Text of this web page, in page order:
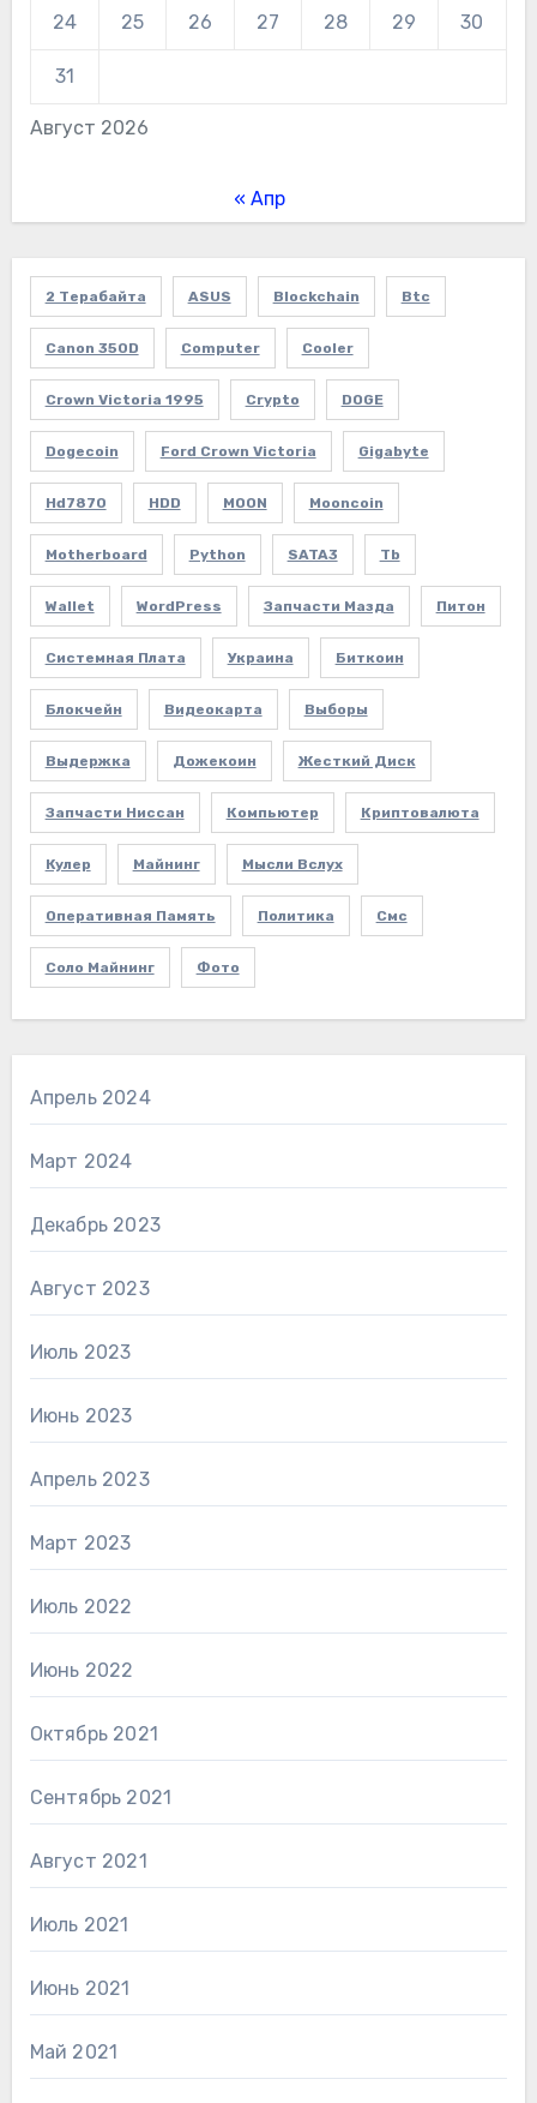
Август 2026
24 25 26 27 28 29 30
31
« Апр
2 Терабайта ASUS Blockchain Btc
Canon 350D Computer Cooler
Crown Victoria 1995 Crypto DOGE
Dogecoin Ford Crown Victoria Gigabyte
Hd7870 HDD MOON Mooncoin
Motherboard Python SATA3 Tb
Wallet WordPress Запчасти Мазда Питон
Системная Плата Украина Биткоин
Блокчейн Видеокарта Выборы
Выдержка Дожекоин Жесткий Диск
Запчасти Ниссан Компьютер Криптовалюта
Кулер Майнинг Мысли Вслух
Оперативная Память Политика Смс
Соло Майнинг Фото
Апрель 2024
Март 2024
Декабрь 2023
Август 2023
Июль 2023
Июнь 2023
Апрель 2023
Март 2023
Июль 2022
Июнь 2022
Октябрь 2021
Сентябрь 2021
Август 2021
Июль 2021
Июнь 2021
Май 2021